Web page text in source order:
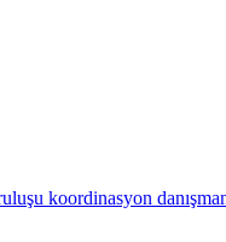
koordinasyon